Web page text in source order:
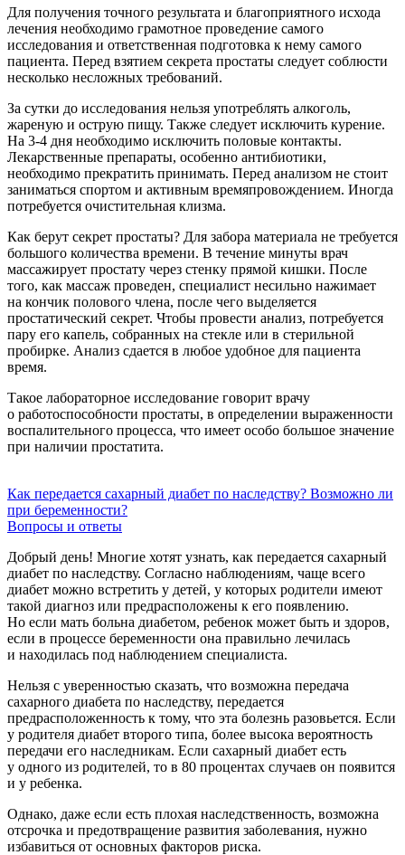
Для получения точного результата и благоприятного исхода
лечения необходимо грамотное проведение самого
исследования и ответственная подготовка к нему самого
пациента. Перед взятием секрета простаты следует соблюсти
несколько несложных требований.
За сутки до исследования нельзя употреблять алкоголь,
жареную и острую пищу. Также следует исключить курение.
На 3-4 дня необходимо исключить половые контакты.
Лекарственные препараты, особенно антибиотики,
необходимо прекратить принимать. Перед анализом не стоит
заниматься спортом и активным времяпровождением. Иногда
потребуется очистительная клизма.
Как берут секрет простаты? Для забора материала не требуется
большого количества времени. В течение минуты врач
массажирует простату через стенку прямой кишки. После
того, как массаж проведен, специалист несильно нажимает
на кончик полового члена, после чего выделяется
простатический секрет. Чтобы провести анализ, потребуется
пару его капель, собранных на стекле или в стерильной
пробирке. Анализ сдается в любое удобное для пациента
время.
Такое лабораторное исследование говорит врачу
о работоспособности простаты, в определении выраженности
воспалительного процесса, что имеет особо большое значение
при наличии простатита.
Как передается сахарный диабет по наследству? Возможно ли
при беременности?
Вопросы и ответы
Добрый день! Многие хотят узнать, как передается сахарный
диабет по наследству. Согласно наблюдениям, чаще всего
диабет можно встретить у детей, у которых родители имеют
такой диагноз или предрасположены к его появлению.
Но если мать больна диабетом, ребенок может быть и здоров,
если в процессе беременности она правильно лечилась
и находилась под наблюдением специалиста.
Нельзя с уверенностью сказать, что возможна передача
сахарного диабета по наследству, передается
предрасположенность к тому, что эта болезнь разовьется. Если
у родителя диабет второго типа, более высока вероятность
передачи его наследникам. Если сахарный диабет есть
у одного из родителей, то в 80 процентах случаев он появится
и у ребенка.
Однако, даже если есть плохая наследственность, возможна
отсрочка и предотвращение развития заболевания, нужно
избавиться от основных факторов риска.